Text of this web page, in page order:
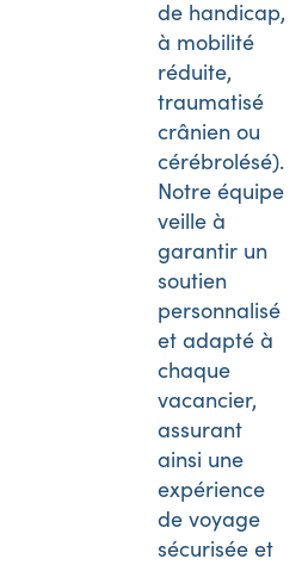
de handicap,
à mobilité
réduite,
traumatisé
crânien ou
cérébrolésé).
Notre équipe
veille à
garantir un
soutien
personnalisé
et adapté à
chaque
vacancier,
assurant
ainsi une
expérience
de voyage
sécurisée et